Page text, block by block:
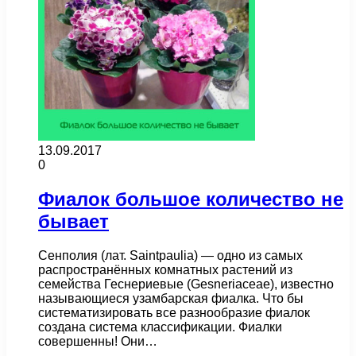
13.09.2017
0
Фиалок большое количество не
бывает
Сенполия (лат. Saintpaulia) — одно из самых
распространённых комнатных растений из
семейства Геснериевые (Gesneriaceae), известно
называющиеся узамбарская фиалка. Что бы
систематизировать все разнообразие фиалок
создана система классификации. Фиалки
совершенны! Они…